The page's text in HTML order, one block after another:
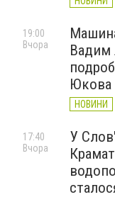
Вадим
Юкова
НОВИНИ
19:00
Вчора
У
17:40
Вчора